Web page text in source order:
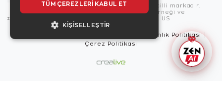
Copyright © 2026, Zen Diamond tescilli markadır.
Zen Diamond Birleşmiş Markalar Derneği ve
Turquality Destek Programı üyesidir. US
Güvenlik Politikası
Çerez Politikası
TÜM ÇEREZLERI KABUL ET
KIŞISELLEŞTIR